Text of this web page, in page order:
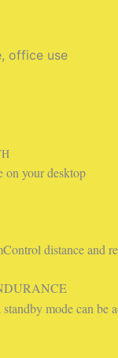
office use
on your desktop
distance and
mode can